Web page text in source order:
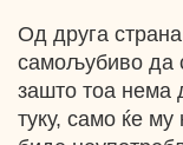
Од друга
самољубиво да
зашто тоа нема
туку, само ќе